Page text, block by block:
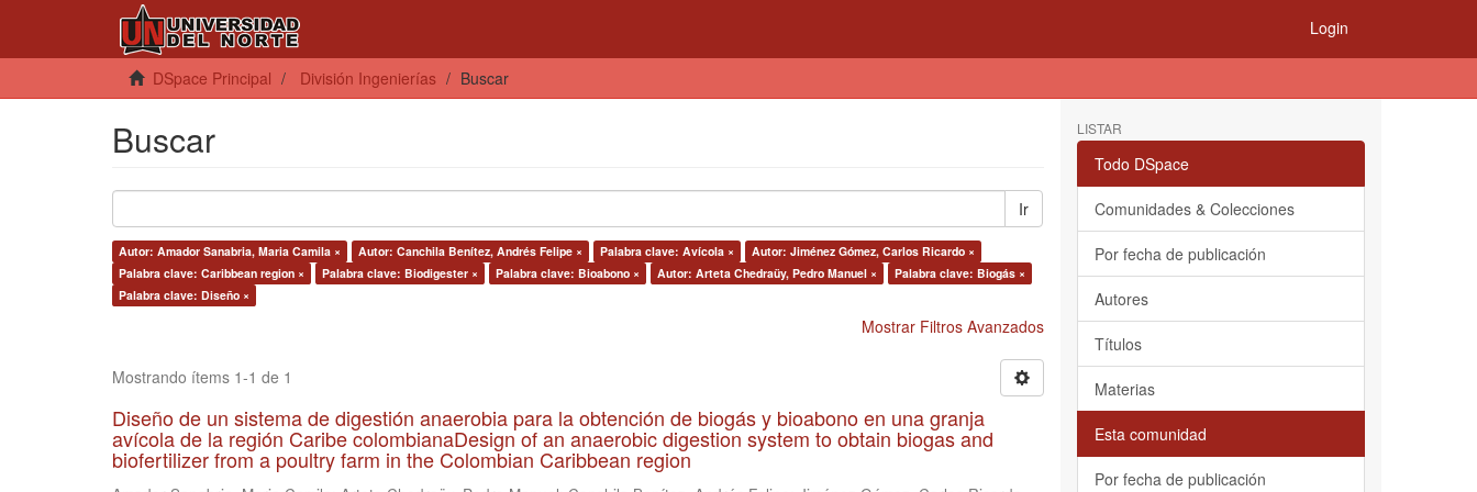
Login
DSpace Principal División Ingenierías Buscar
Buscar
Ir
Autor: Amador Sanabria, Maria Camila × Autor: Canchila Benítez, Andrés Felipe × Palabra clave: Avícola ×
Autor: Jiménez Gómez, Carlos Ricardo ×
Palabra clave: Caribbean region ×
Palabra clave: Biodigester × Palabra clave: Bioabono × Autor: Arteta Chedraüy, Pedro Manuel ×
Palabra clave: Biogás ×
Palabra clave: Diseño ×
Mostrar Filtros Avanzados
Mostrando ítems 1-1 de 1
Diseño de un sistema de digestión anaerobia para la obtención de biogás y bioabono en una granja
avícola de la región Caribe colombianaDesign of an anaerobic digestion system to obtain biogas and
biofertilizer from a poultry farm in the Colombian Caribbean region
LISTAR
Todo DSpace
Comunidades & Colecciones
Por fecha de publicación
Autores
Títulos
Materias
Esta comunidad
Por fecha de publicación